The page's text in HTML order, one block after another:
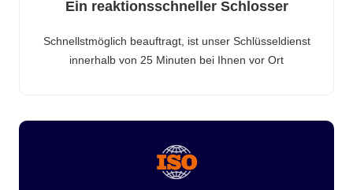
Ein reaktionsschneller Schlosser
Schnellstmöglich beauftragt, ist unser Schlüsseldienst
innerhalb von 25 Minuten bei Ihnen vor Ort